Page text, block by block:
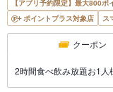
【アプリ予約限定】最大800ポ
ポイントプラス対象店
ス
クーポン
2時間食べ飲み放題お1人